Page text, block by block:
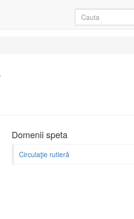
Domenii speta
Circulaţie rutieră